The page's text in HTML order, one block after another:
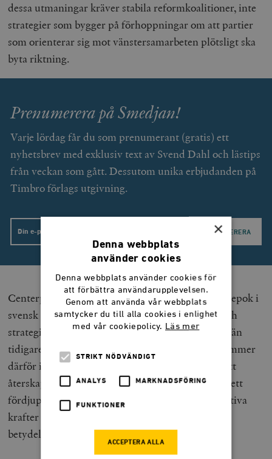
dessa utmaningar kräver stabila reformkoalitioner, inte
strategier som bygger på förhoppningar om att partier
som orienterar sig mot vänstersamarbeten plötsligt ska
byta riktning.
Prenumerera på Smedjan!
Varje lördag får du som prenumerant (gratis) ett
nyhetsbrev med exklusiv text av Svend Dahl och lästips
från veckan som gått. Dessutom unika erbjudanden på
Timbro förlags utgivning.
Email
Centerpartiets förvandling markerar slutet på en epok i
svensk borgerlig politik. Partiets väljarstruktur och
strategiska vägval pekar i dag i en annan riktning än
tidigare. Framtidens borgerliga reformprojekt kommer
därför inte att byggas genom nostalgiska försök att
återskapa tidigare blockformationer, utan genom ett
fördjupat samarbete mellan liberala och konservativa
krafter som delar synen på marknadsekonomins
betydelse.
×
Denna webbplats
använder cookies
Denna webbplats använder cookies för
att förbättra användarupplevelsen.
Genom att använda vår webbplats
samtycker du till alla cookies i enlighet
med vår cookiepolicy. Läs mer
STRIKT NÖDVÄNDIGT
ANALYS MARKNADSFÖRING
FUNKTIONER
ACCEPTERA ALLA